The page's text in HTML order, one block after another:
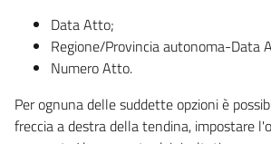
Data Atto;
Regione/Provincia autonoma-Data
Numero Atto.
Per ognuna delle suddette opzioni è
freccia a destra della tendina, impostare